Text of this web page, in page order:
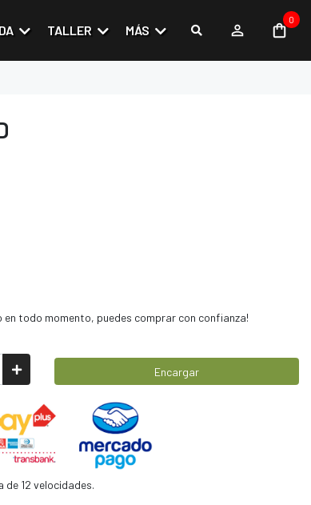
TALLER MÁS
0
en todo momento, puedes comprar con confianza!
Encargar
de 12 velocidades.